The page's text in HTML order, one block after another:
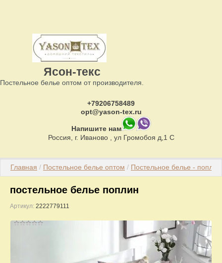
Ясон-текс
Постельное белье оптом от производителя.
+79206758489
opt@yason-tex.ru
Напишите нам
Россия, г. Иваново , ул Громобоя д,1 С
Главная / Постельное белье оптом / Постельное белье - поплин
постельное белье поплин
Артикул: 2222779111